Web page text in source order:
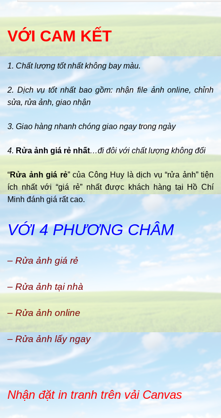
VỚI CAM KẾT
1. Chất lượng tốt nhất không bay màu.
2. Dịch vụ tốt nhất bao gồm: nhận file ảnh online, chỉnh
sửa, rửa ảnh, giao nhận
3. Giao hàng nhanh chóng giao ngay trong ngày
4. Rửa ảnh giá rẻ nhất…đi đôi với chất lượng không đổi
“Rửa ảnh giá rẻ” của Công Huy là dịch vụ “rửa ảnh” tiện
ích nhất với “giá rẻ” nhất được khách hàng tại Hồ Chí
Minh đánh giá rất cao.
VỚI 4 PHƯƠNG CHÂM
– Rửa ảnh giá rẻ
– Rửa ảnh tại nhà
– Rửa ảnh online
– Rửa ảnh lấy ngay
Nhận đặt in tranh trên vải Canvas